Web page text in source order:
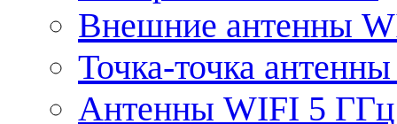
Внешние антенны
Точка-точка
Антенны WIFI 5 ГГц